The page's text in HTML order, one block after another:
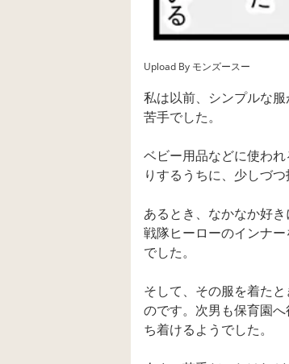
Upload By モンズースー
私は以前、シンプルな
苦手でした。
ベビー用品などに使わ
りするうちに、少しづ
あるとき、なかなか好
戦隊ヒーローのインナー
でした。
そして、その服を着た
のです。次男も保育園
ち着けるようでした。